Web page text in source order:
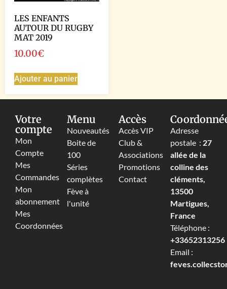
LES ENFANTS
AUTOUR DU RUGBY
MAT 2019
10.00€
Ajouter au panier
Votre
compte
Mon
Compte
Mes
Commandes
Mon
abonnement
Mes
Coordonnées
Menu
Nouveautés
Boite de
100
Séries
complètes
Fève à
l'unité
Accès
Accès VIP
Club &
Associations
Promotions
Contact
Adresse
postale : 27
allée de la
colline des
cléments,
13500
Martigues,
France
Téléphone :
+33652313256‬
Email :